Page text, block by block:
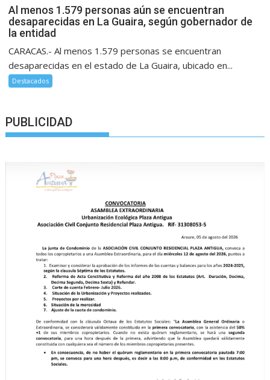
Al menos 1.579 personas aún se encuentran
desaparecidas en La Guaira, según gobernador de
la entidad
CARACAS.- Al menos 1.579 personas se encuentran
desaparecidas en el estado de La Guaira, ubicado en...
Destacados
PUBLICIDAD